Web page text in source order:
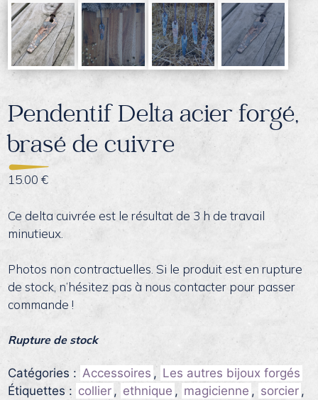
Pendentif Delta acier forgé,
brasé de cuivre
15.00€
Ce delta cuivrée est le résultat de 3 h de travail
minutieux.
Photos non contractuelles. Si le produit est en rupture
de stock, n’hésitez pas à nous contacter pour passer
commande !
Rupture de stock
Catégories : Accessoires , Les autres bijoux forgés
Étiquettes : collier , ethnique , magicienne , sorcier ,